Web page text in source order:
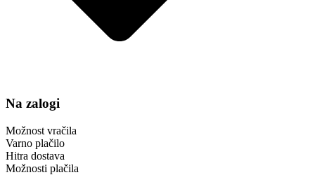
Na zalogi
Možnost vračila
Varno plačilo
Hitra dostava
Možnosti plačila